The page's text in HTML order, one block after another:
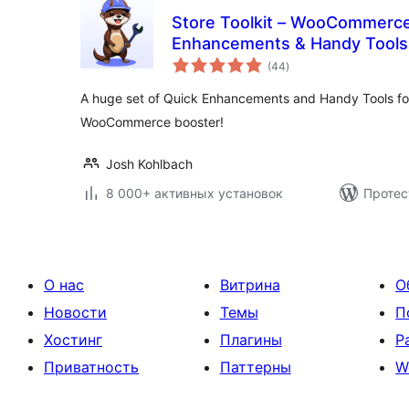
Store Toolkit – WooCommerce Extensions, Quick
Enhancements & Handy Tools
(44общий
рейтинг
)
A huge set of Quick Enhancements and Handy Tools
WooCommerce booster!
Josh Kohlbach
8 000+ активных установок
О нас
Новости
Хостинг
Приватность
Витрина
Темы
Плагины
Паттерны